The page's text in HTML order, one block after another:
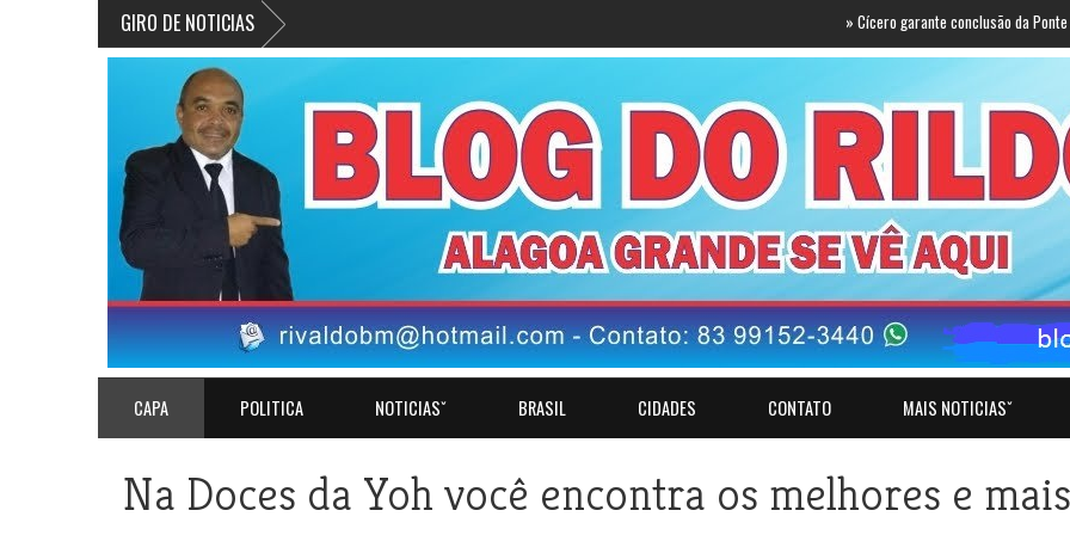
GIRO DE NOTICIAS Cícero garante conclusão da Ponte do
CAPA POLITICA NOTICIASˇ BRASIL CIDADES CONTATO MAIS NOTICIASˇ
Na Doces da Yoh você encontra os melhores e mais